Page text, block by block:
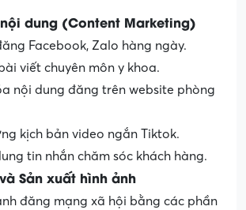
dung (Content Marketing)
Facebook, Zalo hàng ngày.
viết chuyên môn y khoa.
nội dung đăng trên website phòng
kịch bản video ngắn Tiktok.
tin nhắn chăm sóc khách hàng.
và Sản xuất hình ảnh
đăng mạng xã hội bằng các phần